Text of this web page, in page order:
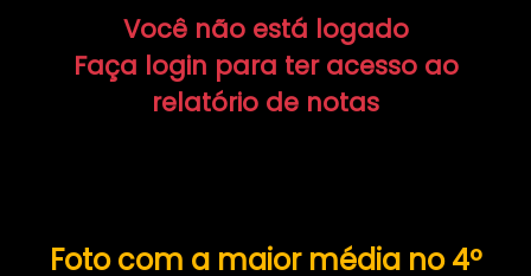
Você não está logado
Faça login para ter acesso ao
relatório de notas
Foto com a maior média no 4º